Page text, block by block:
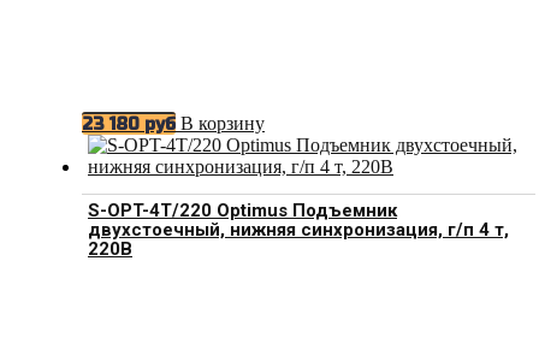
23 180 руб В корзину
S-OPT-4T/220 Optimus Подъемник
двухстоечный, нижняя синхронизация, г/п 4 т,
220В